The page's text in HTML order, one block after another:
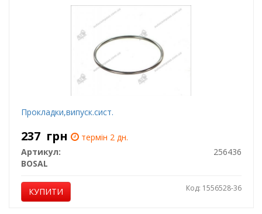
Прокладки,випуск.сист.
237 грн
термін 2 дн.
Артикул:
256436
BOSAL
КУПИТИ Код: 1556528-36